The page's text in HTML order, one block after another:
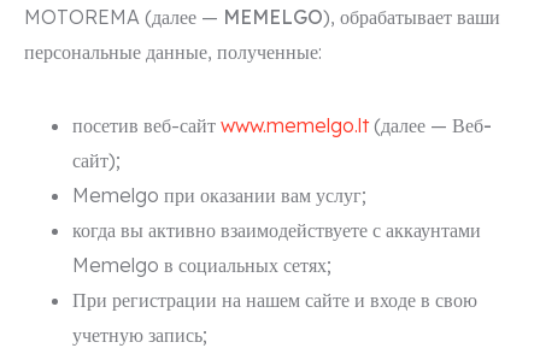
MOTOREMA (далее — MEMELGO), обрабатывает ваши
персональные данные, полученные:
посетив веб-сайт www.memelgo.lt(далее — Веб-
сайт);
Memelgo при оказании вам услуг;
когда вы активно взаимодействуете с аккаунтами
Memelgo в социальных сетях;
При регистрации на нашем сайте и входе в свою
учетную запись;